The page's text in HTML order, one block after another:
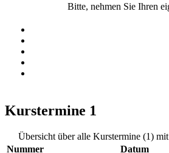
Bitte, nehmen Sie Ihren
Kurstermine 1
Übersicht über alle Kurstermine (1)
Nummer
Datum